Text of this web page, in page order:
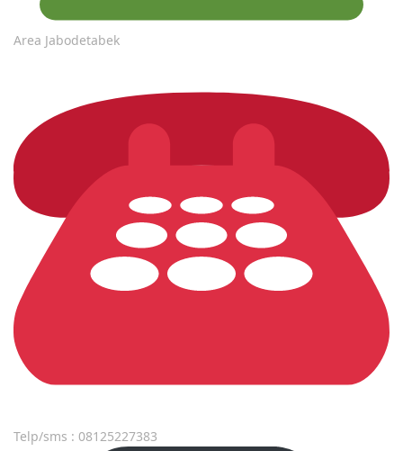
Area Jabodetabek
Telp/sms : 08125227383